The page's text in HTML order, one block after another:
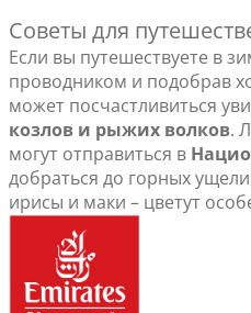
Советы для
Если вы путешествуете в
проводником и подобрав
может посчастливиться
козлов и рыжих волков.
могут отправиться в
добраться до горных
ирисы и маки – цветут